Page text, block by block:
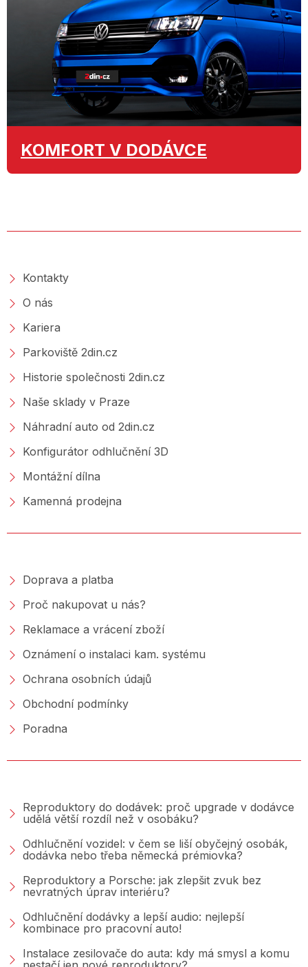
KOMFORT V DODÁVCE
Kontakty
O nás
Kariera
Parkoviště 2din.cz
Historie společnosti 2din.cz
Naše sklady v Praze
Náhradní auto od 2din.cz
Konfigurátor odhlučnění 3D
Montážní dílna
Kamenná prodejna
Doprava a platba
Proč nakupovat u nás?
Reklamace a vrácení zboží
Oznámení o instalaci kam. systému
Ochrana osobních údajů
Obchodní podmínky
Poradna
Reproduktory do dodávek: proč upgrade v dodávce
udělá větší rozdíl než v osobáku?
Odhlučnění vozidel: v čem se liší obyčejný osobák,
dodávka nebo třeba německá prémiovka?
Reproduktory a Porsche: jak zlepšit zvuk bez
nevratných úprav interiéru?
Odhlučnění dodávky a lepší audio: nejlepší
kombinace pro pracovní auto!
Instalace zesilovače do auta: kdy má smysl a komu